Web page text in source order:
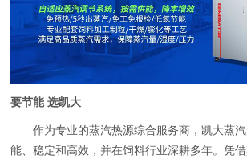
要节能 选凯大
作为专业的蒸汽热源综合服务商，凯大蒸汽
能、稳定和高效，并在饲料行业深耕多年。凭